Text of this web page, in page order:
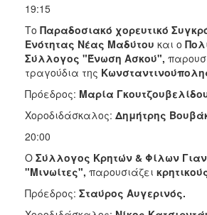
19:15
Το Παραδοσιακό χορευτικό
Ενότητας Νέας Μαδύτου και ο
Σύλλογος "Ένωση Ασκού",
τραγούδια της
Πρόεδρος: Μαρία
Χοροδιδάσκαλος: Δημήτρης
20:00
Ο Σύλλογος Κρητών & Φίλων
"Μινωίτες", παρουσιάζει
Πρόεδρος: Σταύρος Αυγερινός.